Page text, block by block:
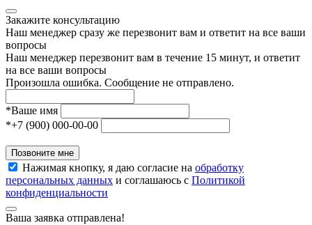
Закажите консультацию
Наш менеджер сразу же перезвонит вам и ответит на все ваши
вопросы
Наш менеджер перезвонит вам в течение 15 минут, и ответит
на все ваши вопросы
Произошла ошибка. Сообщение не отправлено.
*Ваше имя
*+7 (900) 000-00-00
Позвоните мне
Нажимая кнопку, я даю согласие на обработку
персональных данных и соглашаюсь с Политикой
конфиденциальности
Ваша заявка отправлена!